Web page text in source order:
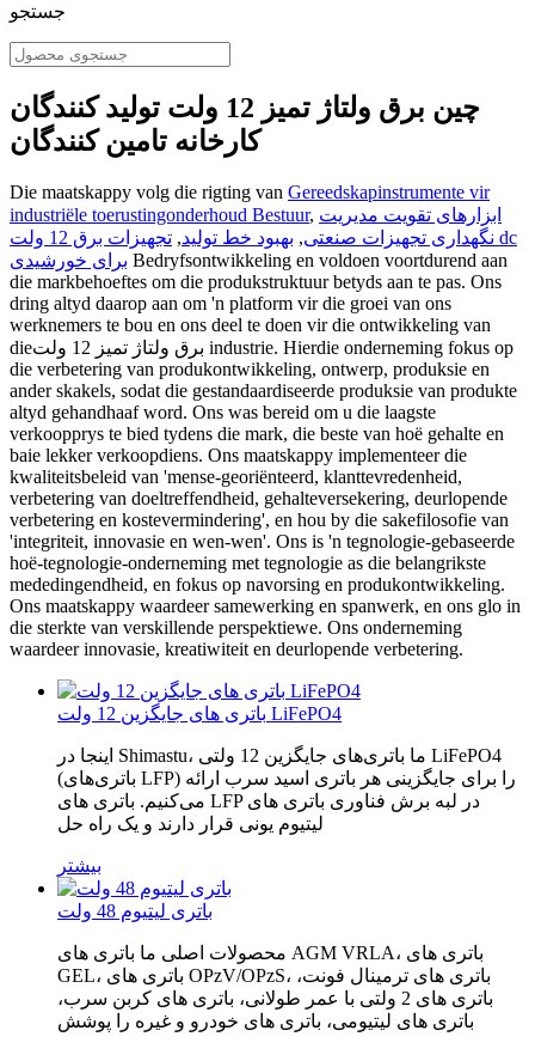
جستجو
چین برق ولتاژ تمیز 12 ولت تولید کنندگان
کارخانه تامین کنندگان
Die maatskappy volg die rigting van Gereedskapinstrumente vir
industriële toerustingonderhoud Bestuur, ابزارهای تقویت مدیریت
نگهداری تجهیزات صنعتی, بهبود خط تولید,
تجهیزات برق 12 ولت dc
برای خورشیدی Bedryfsontwikkeling en voldoen voortdurend aan
die markbehoeftes om die produkstruktuur betyds aan te pas. Ons
dring altyd daarop aan om 'n platform vir die groei van ons
werknemers te bou en ons deel te doen vir die ontwikkeling van
dieبرق ولتاژ تمیز 12 ولت industrie. Hierdie onderneming fokus op
die verbetering van produkontwikkeling, ontwerp, produksie en
ander skakels, sodat die gestandaardiseerde produksie van produkte
altyd gehandhaaf word. Ons was bereid om u die laagste
verkoopprys te bied tydens die mark, die beste van hoë gehalte en
baie lekker verkoopdiens. Ons maatskappy implementeer die
kwaliteitsbeleid van 'mense-georiënteerd, klanttevredenheid,
verbetering van doeltreffendheid, gehalteversekering, deurlopende
verbetering en kostevermindering', en hou by die sakefilosofie van
'integriteit, innovasie en wen-wen'. Ons is 'n tegnologie-gebaseerde
hoë-tegnologie-onderneming met tegnologie as die belangrikste
mededingendheid, en fokus op navorsing en produkontwikkeling.
Ons maatskappy waardeer samewerking en spanwerk, en ons glo in
die sterkte van verskillende perspektiewe. Ons onderneming
waardeer innovasie, kreatiwiteit en deurlopende verbetering.
باتری های جایگزین 12 ولت LiFePO4
اینجا در Shimastu، ما باتری‌های جایگزین 12 ولتی LiFePO4
(باتری‌های LFP) را برای جایگزینی هر باتری اسید سرب ارائه
می‌کنیم. باتری های LFP در لبه برش فناوری باتری های
لیتیوم یونی قرار دارند و یک راه حل
بیشتر
باتری لیتیوم 48 ولت
محصولات اصلی ما باتری های AGM VRLA، باتری های
GEL، باتری های OPzV/OPzS، باتری های ترمینال فونت،
باتری های 2 ولتی با عمر طولانی، باتری های کربن سرب،
باتری های لیتیومی، باتری های خودرو و غیره را پوشش